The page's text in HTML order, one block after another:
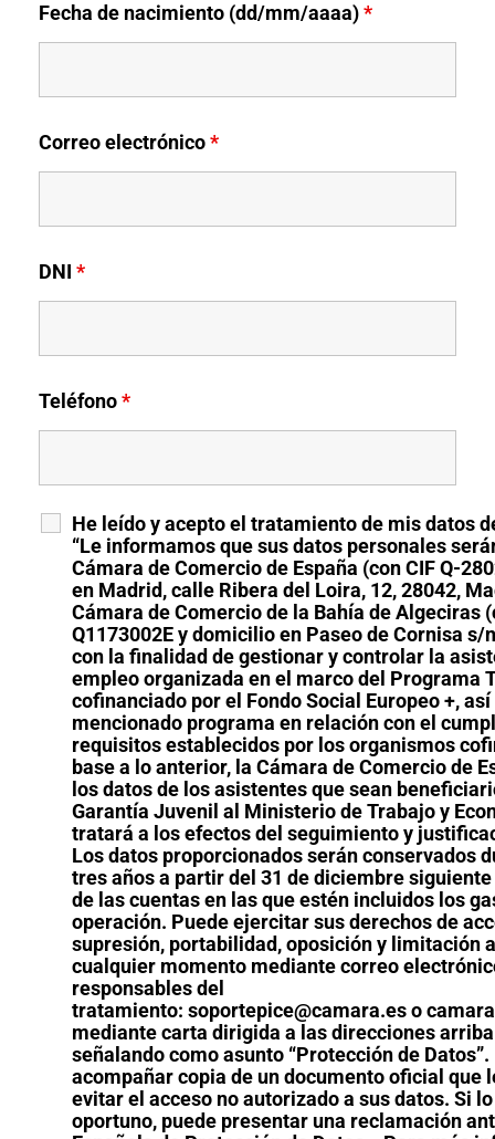
Fecha de nacimiento (dd/mm/aaaa)*
Correo electrónico*
DNI *
Teléfono*
He leído y acepto el tratamiento de mis datos
“Le informamos que sus datos personales
Cámara de Comercio de España (con CIF Q-
en Madrid, calle Ribera del Loira, 12, 28042,
Cámara de Comercio de la Bahía de Algeciras
Q1173002E y domicilio en Paseo de Cornisa s/
con la finalidad de gestionar y controlar la
empleo organizada en el marco del Programa
cofinanciado por el Fondo Social Europeo +,
mencionado programa en relación con el
requisitos establecidos por los organismos
base a lo anterior, la Cámara de Comercio de
los datos de los asistentes que sean
Garantía Juvenil al Ministerio de Trabajo y
tratará a los efectos del seguimiento y
Los datos proporcionados serán conservados
tres años a partir del 31 de diciembre
de las cuentas en las que estén incluidos los
operación. Puede ejercitar sus derechos de
supresión, portabilidad, oposición y limitación
cualquier momento mediante correo
responsables del
tratamiento: soportepice@camara.es o
mediante carta dirigida a las direcciones
señalando como asunto “Protección de
acompañar copia de un documento oficial que
evitar el acceso no autorizado a sus datos. Si
oportuno, puede presentar una reclamación